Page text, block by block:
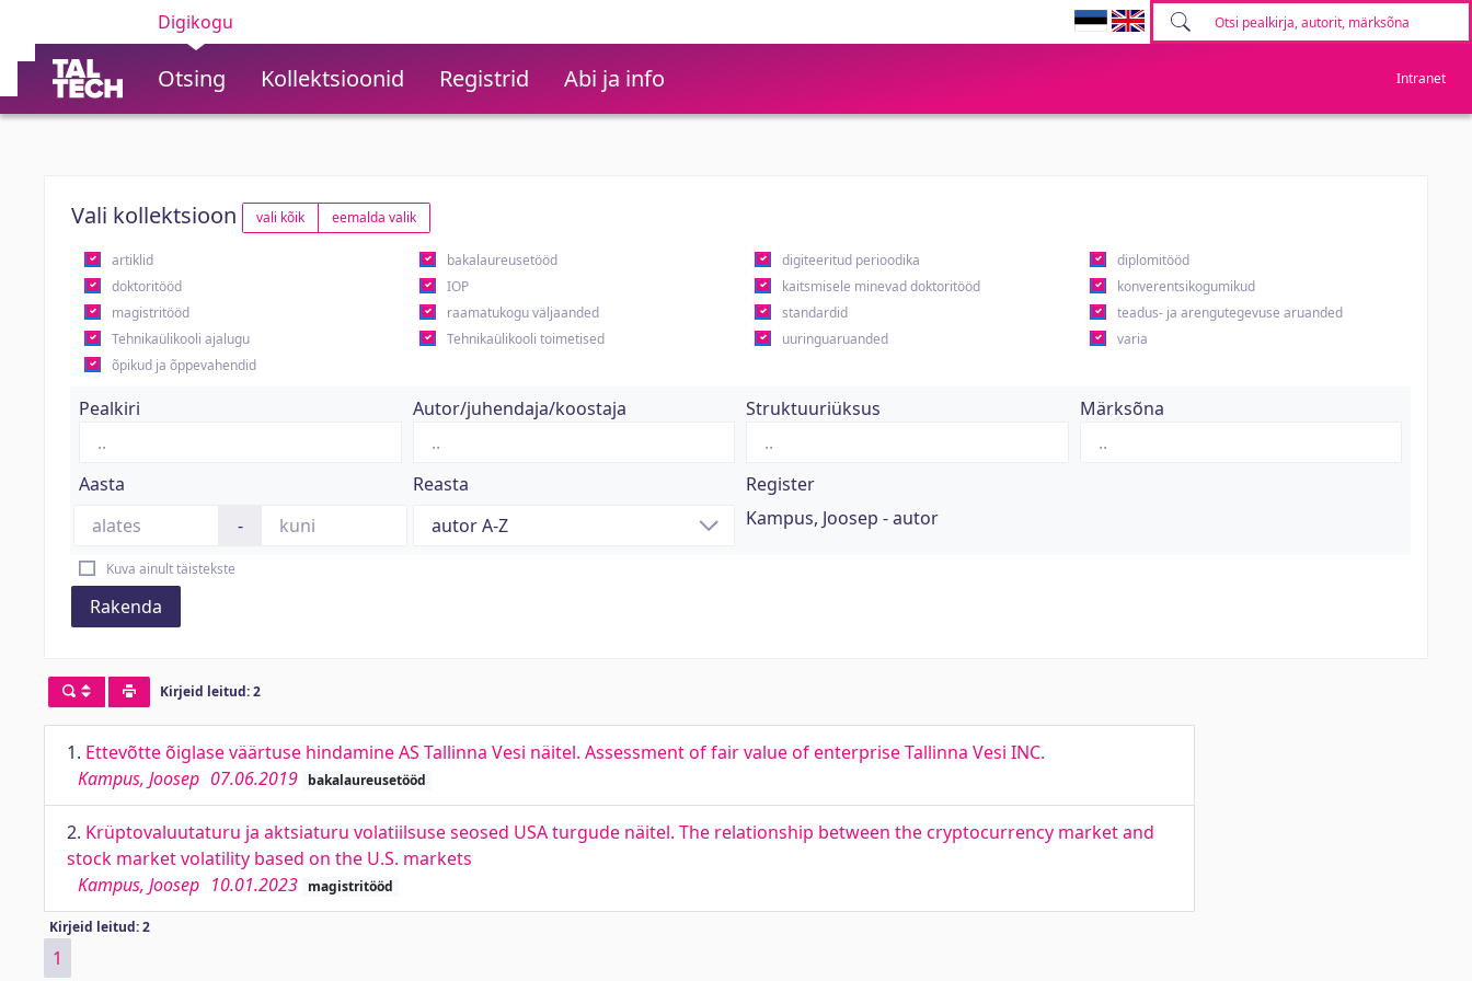
Digikogu
Otsing Kollektsioonid Registrid Abi ja info Intranet
Vali kollektsioon vali kõik eemalda valik
artiklid bakalaureusetööd digiteeritud perioodika
diplomitööd
doktoritööd
IOP kaitsmisele minevad doktoritööd
konverentsikogumikud
magistritööd
raamatukogu väljaanded standardid
teadus- ja arengutegevuse aruanded
Tehnikaülikooli ajalugu
Tehnikaülikooli toimetised uuringuaruanded
varia
õpikud ja õppevahendid
Pealkiri Autor/juhendaja/koostaja Struktuuriüksus Märksõna
Aasta
-
Reasta
Register
Kampus, Joosep - autor
Kuva ainult täistekste
Rakenda
Kirjeid leitud: 2
1. Ettevõtte õiglase väärtuse hindamine AS Tallinna Vesi näitel. Assessment of fair value of enterprise Tallinna Vesi INC.
Kampus, Joosep 07.06.2019 bakalaureusetööd
2. Krüptovaluutaturu ja aktsiaturu volatiilsuse seosed USA turgude näitel. The relationship between the cryptocurrency market and
stock market volatility based on the U.S. markets
Kampus, Joosep 10.01.2023 magistritööd
Kirjeid leitud: 2
1